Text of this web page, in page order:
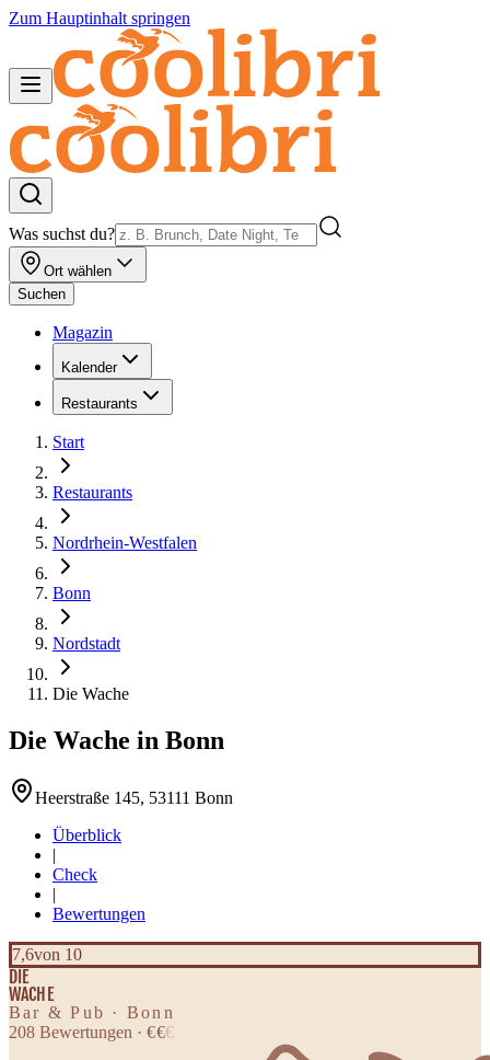
Zum Hauptinhalt springen
Was suchst du?
Ort wählen
Suchen
Magazin
Kalender
Restaurants
Start
Restaurants
Nordrhein-Westfalen
Bonn
Nordstadt
Die Wache
Die Wache in Bonn
Heerstraße 145, 53111 Bonn
Überblick
|
Check
|
Bewertungen
7,6von 10
DIE
WACHE
Bar & Pub · Bonn
208 Bewertungen · €€€